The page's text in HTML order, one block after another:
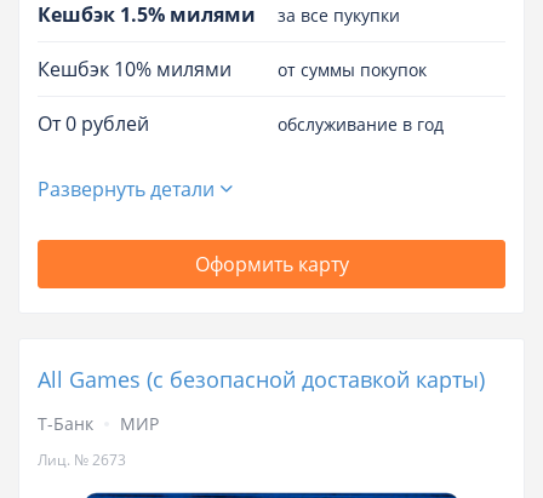
Кешбэк 1.5% милями за все пукупки
Кешбэк 10% милями от суммы покупок
От 0 рублей обслуживание в год
Развернуть детали
Оформить карту
All Games (с безопасной доставкой карты)
Т-Банк МИР
Лиц. № 2673